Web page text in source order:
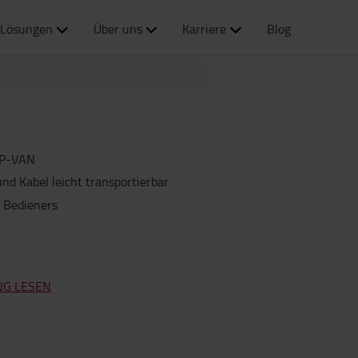
Lösungen Über uns Karriere Blog
VAN
Kabel leicht transportierbar
LESEN